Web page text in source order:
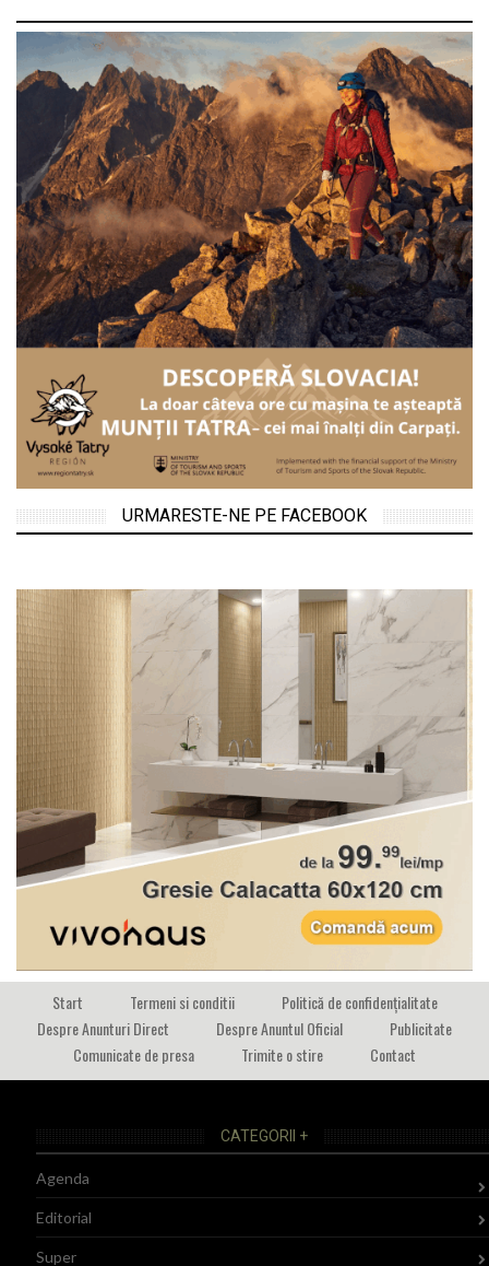
URMARESTE-NE PE FACEBOOK
Start Termeni si conditii
Politică de confidențialitate
Despre Anunturi Direct
Despre Anuntul Oficial
Publicitate
Comunicate de presa
Trimite o stire Contact
CATEGORII +
Agenda
Editorial
Super